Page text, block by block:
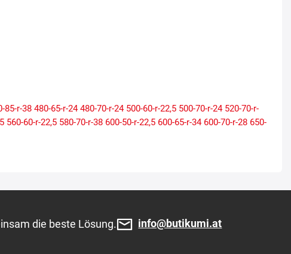
85-r-38 480-65-r-24 480-70-r-24 500-60-r-22,5 500-70-r-24 520-70-r-
560-60-r-22,5 580-70-r-38 600-50-r-22,5 600-65-r-34 600-70-r-28 650-
die beste Lösung. info@butikumi.at